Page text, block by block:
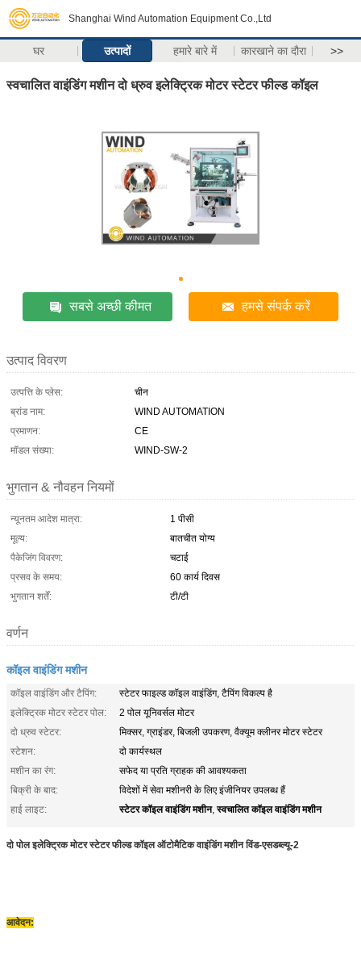
Shanghai Wind Automation Equipment Co.,Ltd
घर उत्पादों हमारे बारे में कारखाने का दौरा >>
स्वचालित वाइंडिंग मशीन दो ध्रुव इलेक्ट्रिक मोटर स्टेटर फील्ड कॉइल
सबसे अच्छी कीमत हमसे संपर्क करें
उत्पाद विवरण
उत्पत्ति के प्लेस:
चीन
ब्रांड नाम:
WIND AUTOMATION
प्रमाणन:
CE
मॉडल संख्या:
WIND-SW-2
भुगतान & नौवहन नियमों
न्यूनतम आदेश मात्रा:
1 पीसी
मूल्य:
बातचीत योग्य
पैकेजिंग विवरण:
चटाई
प्रसव के समय:
60 कार्य दिवस
भुगतान शर्तें:
टी/टी
वर्णन
कॉइल वाइंडिंग मशीन
कॉइल वाइंडिंग और टैपिंग:
स्टेटर फाइल्ड कॉइल वाइंडिंग, टैपिंग विकल्प है
इलेक्ट्रिक मोटर स्टेटर पोल:
2 पोल यूनिवर्सल मोटर
दो ध्रुव स्टेटर:
मिक्सर, ग्राइंडर, बिजली उपकरण, वैक्यूम क्लीनर मोटर स्टेटर
स्टेशन:
दो कार्यस्थल
मशीन का रंग:
सफेद या प्रति ग्राहक की आवश्यकता
बिक्री के बाद:
विदेशों में सेवा मशीनरी के लिए इंजीनियर उपलब्ध हैं
हाई लाइट:
स्टेटर कॉइल वाइंडिंग मशीन,स्वचालित कॉइल वाइंडिंग मशीन
दो पोल इलेक्ट्रिक मोटर स्टेटर फील्ड कॉइल ऑटोमैटिक वाइंडिंग मशीन विंड-एसडब्ल्यू-2
आवेदन: